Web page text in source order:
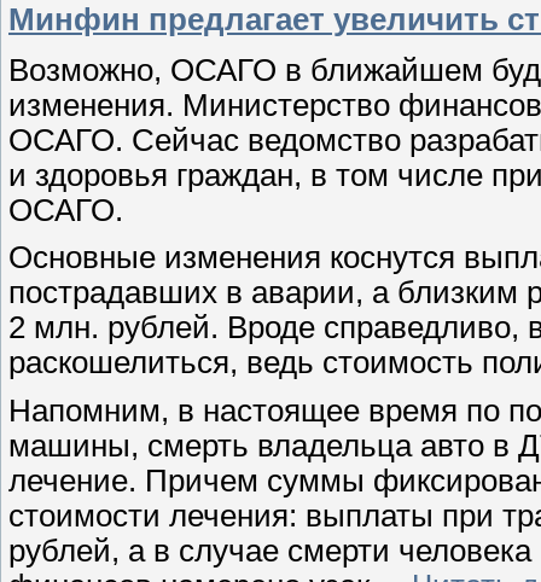
Минфин предлагает увеличить
Возможно, ОСАГО в ближайшем
изменения. Министерство
ОСАГО. Сейчас ведомство
и здоровья граждан, в том числе
ОСАГО.
Основные изменения коснутся
пострадавших в аварии, а близким
2 млн. рублей. Вроде справедливо,
раскошелиться, ведь стоимость
Напомним, в настоящее время по
машины, смерть владельца авто в
лечение. Причем суммы
стоимости лечения: выплаты при
рублей, а в случае смерти